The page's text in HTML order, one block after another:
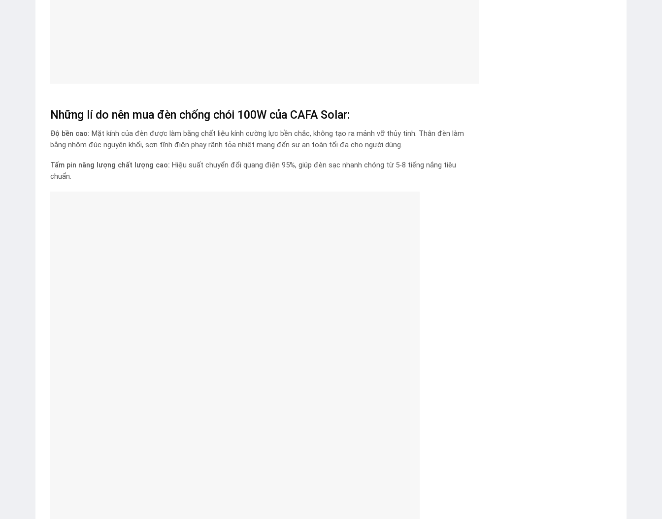
Những lí do nên mua đèn chống chói 100W của CAFA Solar:
Độ bền cao: Mặt kính của đèn được làm bằng chất liệu kính cường lực bền chắc, không tạo ra mảnh vỡ thủy tinh. Thân đèn làm
bằng nhôm đúc nguyên khối, sơn tĩnh điện phay rãnh tỏa nhiệt mang đến sự an toàn tối đa cho người dùng.
Tấm pin năng lượng chất lượng cao: Hiệu suất chuyển đổi quang điện 95%, giúp đèn sạc nhanh chóng từ 5-8 tiếng nắng tiêu
chuẩn.